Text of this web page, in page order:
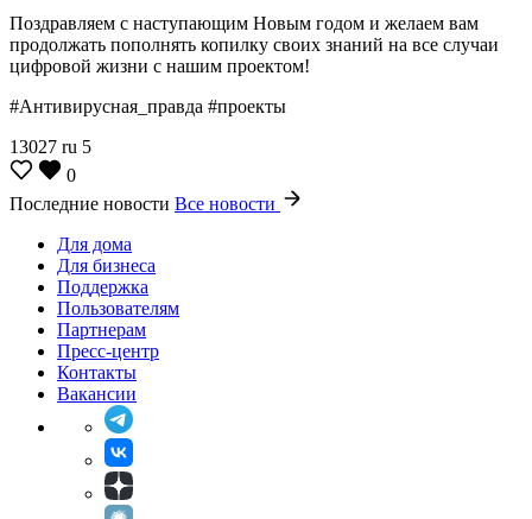
Поздравляем с наступающим Новым годом и желаем вам
продолжать пополнять копилку своих знаний на все случаи
цифровой жизни с нашим проектом!
#Антивирусная_правда #проекты
13027 ru 5
0
Последние новости Все новости
Для дома
Для бизнеса
Поддержка
Пользователям
Партнерам
Пресс-центр
Контакты
Вакансии